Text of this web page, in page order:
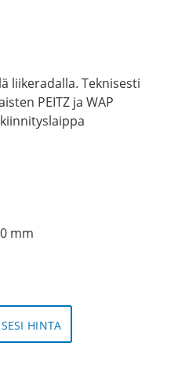
liikeradalla. Teknisesti
PEITZ ja WAP
mm
HINTA